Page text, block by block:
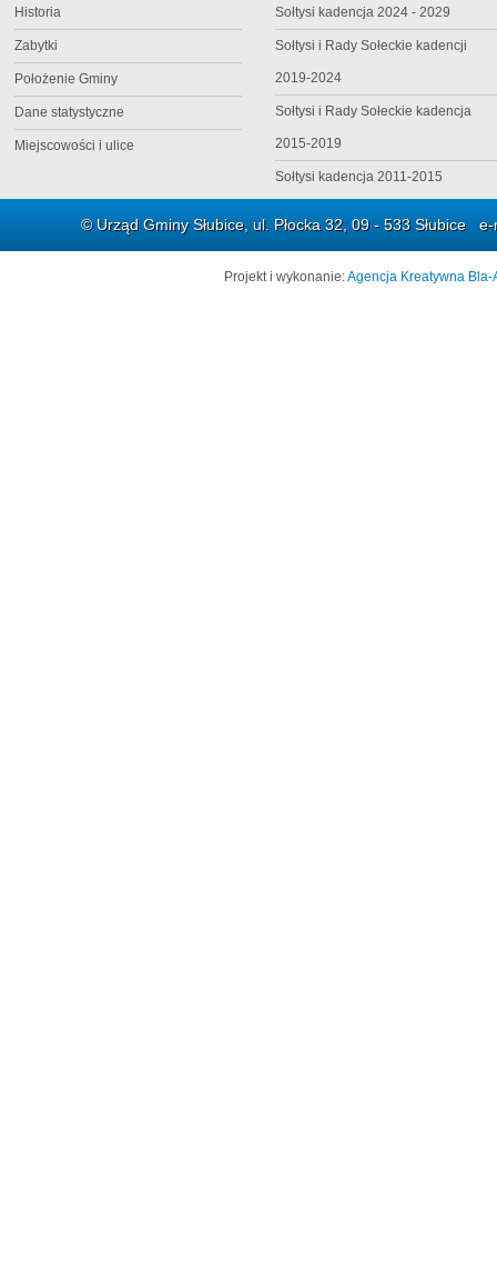
Historia
Zabytki
Położenie Gminy
Dane statystyczne
Miejscowości i ulice
Sołtysi kadencja 2024 - 2029
Sołtysi i Rady Sołeckie kadencji
2019-2024
Sołtysi i Rady Sołeckie kadencja
2015-2019
Sołtysi kadencja 2011-2015
© Urząd Gminy Słubice, ul. Płocka 32, 09 - 533 Słubice
Projekt i wykonanie:Agencja Kreatywna Bla-